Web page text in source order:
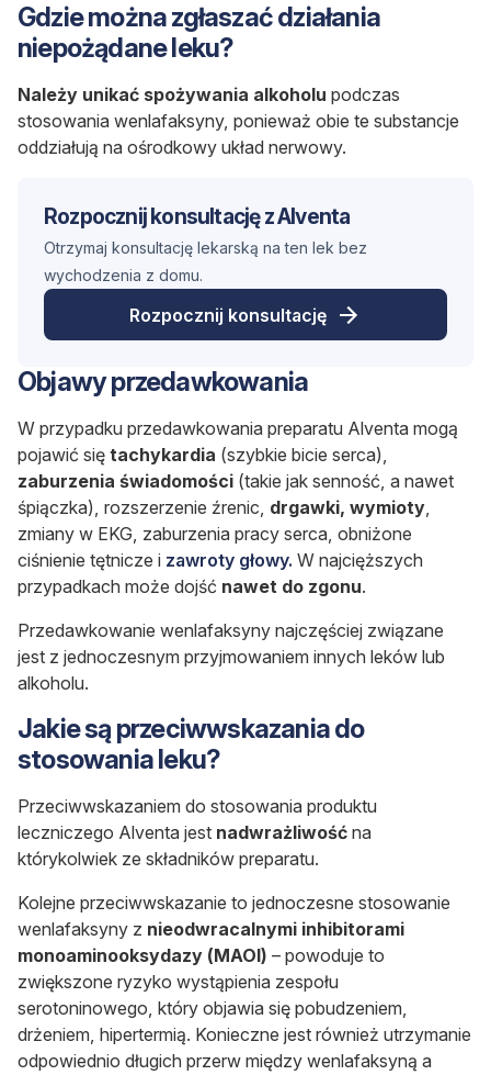
Gdzie można zgłaszać działania
niepożądane leku?
Należy unikać spożywania alkoholu podczas
stosowania wenlafaksyny, ponieważ obie te substancje
oddziałują na ośrodkowy układ nerwowy.
Rozpocznij konsultację z Alventa
Otrzymaj konsultację lekarską na ten lek bez
wychodzenia z domu.
Rozpocznij konsultację
Objawy przedawkowania
W przypadku przedawkowania preparatu Alventa mogą
pojawić się tachykardia (szybkie bicie serca),
zaburzenia świadomości (takie jak senność, a nawet
śpiączka), rozszerzenie źrenic, drgawki, wymioty,
zmiany w EKG, zaburzenia pracy serca, obniżone
ciśnienie tętnicze i zawroty głowy. W najcięższych
przypadkach może dojść nawet do zgonu.
Przedawkowanie wenlafaksyny najczęściej związane
jest z jednoczesnym przyjmowaniem innych leków lub
alkoholu.
Jakie są przeciwwskazania do
stosowania leku?
Przeciwwskazaniem do stosowania produktu
leczniczego Alventa jest nadwrażliwość na
którykolwiek ze składników preparatu.
Kolejne przeciwwskazanie to jednoczesne stosowanie
wenlafaksyny z nieodwracalnymi inhibitorami
monoaminooksydazy (MAOI) – powoduje to
zwiększone ryzyko wystąpienia zespołu
serotoninowego, który objawia się pobudzeniem,
drżeniem, hipertermią. Konieczne jest również utrzymanie
odpowiednio długich przerw między wenlafaksyną a